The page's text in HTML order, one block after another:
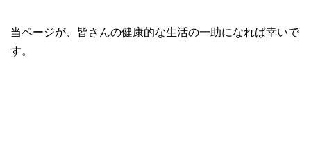
当ページが、皆さんの健康的な生活の一助になれば幸いで
す。